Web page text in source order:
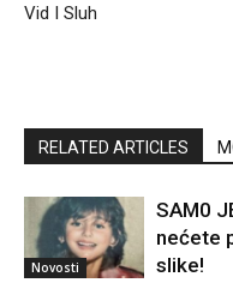
Vid I Sluh
RELATED ARTICLES
Novosti
SAM0
nećete
slike!